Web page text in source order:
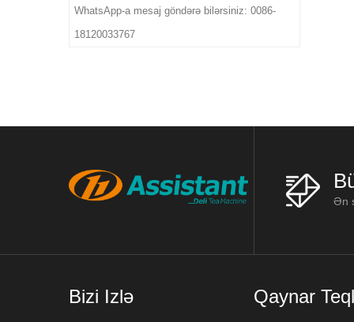
WhatsApp-a mesaj göndərə bilərsiniz: 0086-
18120033767
Ən
Bizi Izlə Qaynar